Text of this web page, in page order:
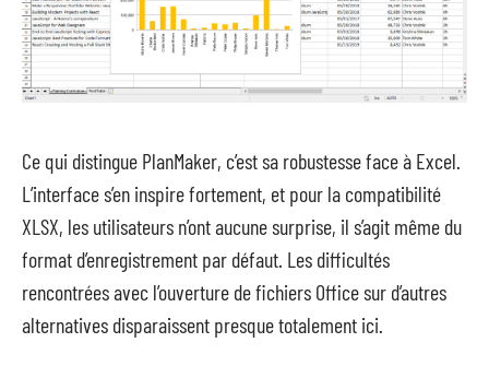
Ce qui distingue PlanMaker, c’est sa robustesse face à Excel.
L’interface s’en inspire fortement, et pour la compatibilité
XLSX, les utilisateurs n’ont aucune surprise, il s’agit même du
format d’enregistrement par défaut. Les difficultés
rencontrées avec l’ouverture de fichiers Office sur d’autres
alternatives disparaissent presque totalement ici.